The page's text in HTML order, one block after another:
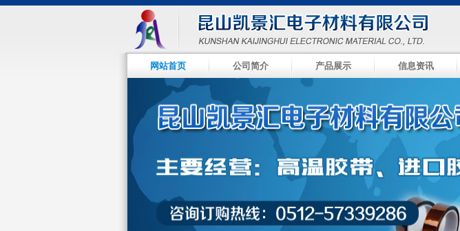
网站首页 公司简介 产品展示 信息资讯